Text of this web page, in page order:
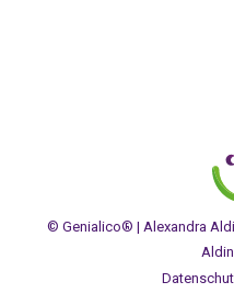
© Genialico® | Alexandra